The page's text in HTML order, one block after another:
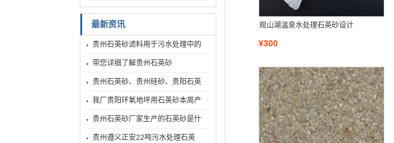
最新资讯
贵州石英砂滤料用于污水处理中的
带您详细了解贵州石英砂
贵州石英砂、贵州硅砂、贵阳石英
我厂贵阳环氧地坪用石英砂本周产
贵州石英砂厂家生产的石英砂是什
贵州遵义正安22吨污水处理石英
观山湖温泉水处理石英砂设计
¥300